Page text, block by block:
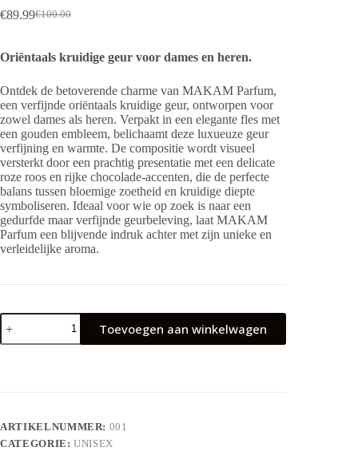
€100.00
Oorspronkelijke
€100.00.
€89.99Huidige
€89.99.
Oriëntaals kruidige geur voor dames en heren.
Ontdek de betoverende charme van MAKAM Parfum,
een verfijnde oriëntaals kruidige geur, ontworpen voor
zowel dames als heren. Verpakt in een elegante fles met
een gouden embleem, belichaamt deze luxueuze geur
verfijning en warmte. De compositie wordt visueel
versterkt door een prachtig presentatie met een delicate
roze roos en rijke chocolade-accenten, die de perfecte
balans tussen bloemige zoetheid en kruidige diepte
symboliseren. Ideaal voor wie op zoek is naar een
gedurfde maar verfijnde geurbeleving, laat MAKAM
Parfum een blijvende indruk achter met zijn unieke en
verleidelijke aroma.
MAKAM
aantal
Toevoegen aan winkelwagen
ARTIKELNUMMER: 001
CATEGORIE:UNISEX